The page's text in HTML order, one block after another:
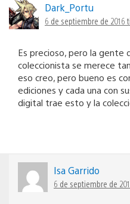
Dark_Portu
6 de septiembre de 2016
Es precioso, pero la gente
coleccionista se merece
eso creo, pero bueno es
ediciones y cada una con
digital trae esto y la
Isa Garrido
6 de septiembre de